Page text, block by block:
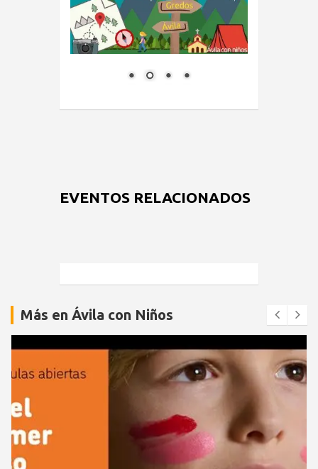
EVENTOS RELACIONADOS
Más en Ávila con Niños